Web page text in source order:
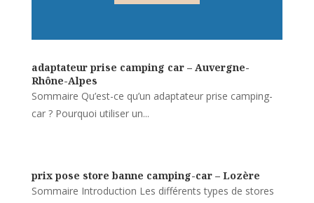
adaptateur prise camping car – Auvergne-
Rhône-Alpes
Sommaire Qu’est-ce qu’un adaptateur prise camping-
car ? Pourquoi utiliser un...
prix pose store banne camping-car – Lozère
Sommaire Introduction Les différents types de stores